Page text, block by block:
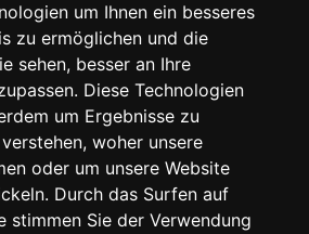
um Ihnen ein besseres
zu ermöglichen und die
sehen, besser an Ihre
Diese Technologien
um Ergebnisse zu
woher unsere
oder um unsere Website
Durch das Surfen auf
stimmen Sie der Verwendung